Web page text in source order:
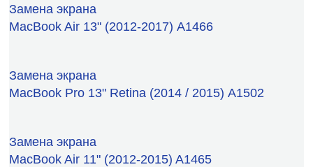
Замена экрана
MacBook Air 13" (2012-2017) А1466
Замена экрана
MacBook Pro 13" Retina (2014 / 2015) А1502
Замена экрана
MacBook Air 11" (2012-2015) A1465